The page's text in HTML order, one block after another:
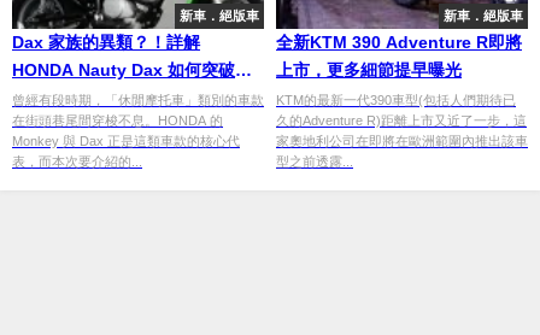
新車．絕版車
Dax 家族的異類？！詳解
HONDA Nauty Dax 如何突破傳
統、自成一格
曾經有段時期，「休閒摩托車」類別的車款
在街頭巷尾間穿梭不息。HONDA 的
Monkey 與 Dax 正是這類車款的核心代
表，而本次要介紹的...
新車．絕版車
全新KTM 390 Adventure R即將
上市，更多細節提早曝光
KTM的最新一代390車型(包括人們期待已
久的Adventure R)距離上市又近了一步，這
家奧地利公司在即將在歐洲範圍內推出該車
型之前透露...